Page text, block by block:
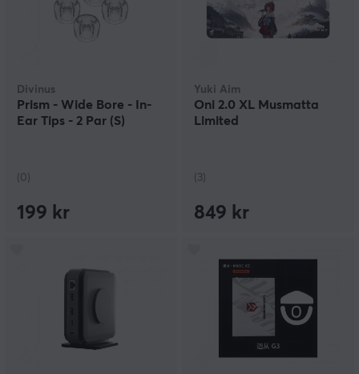
Divinus
Prism - Wide Bore - In-
Ear Tips - 2 Par (S)
(0)
199 kr
Yuki Aim
Oni 2.0 XL Musmatta
Limited
(3)
849 kr